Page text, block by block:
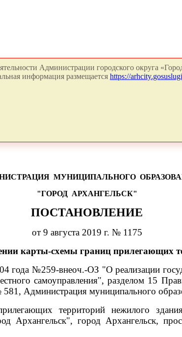
Администрации городского округа
информация размещается https://
МУНИЦИПАЛЬНОГО
"ГОРОД АРХАНГЕЛЬСК"
ПОСТАНОВЛЕНИЕ
от 9 августа 2019 г. № 1175
карты-схемы границ прилегающих
года №259-внеоч.-ОЗ "О реализации
самоуправления", разделом 15
Администрация муниципального
территорий нежилого
Архангельск", город Архангельск,